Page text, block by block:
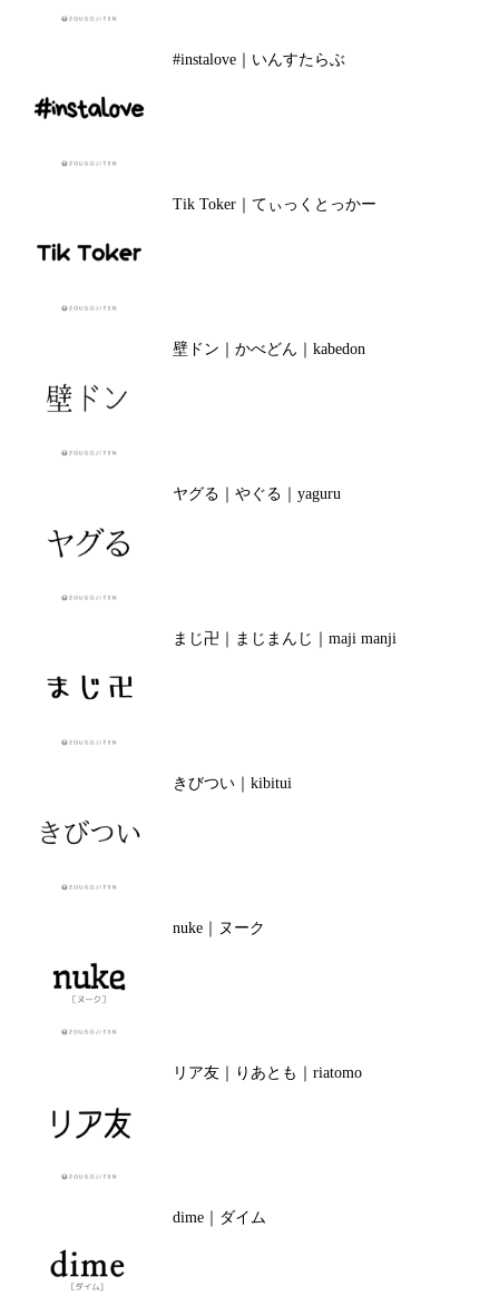
#instalove｜いんすたらぶ
Tik Toker｜てぃっくとっかー
壁ドン｜かべどん｜kabedon
ヤグる｜やぐる｜yaguru
まじ卍｜まじまんじ｜maji manji
きびつい｜kibitui
nuke｜ヌーク
リア友｜りあとも｜riatomo
dime｜ダイム